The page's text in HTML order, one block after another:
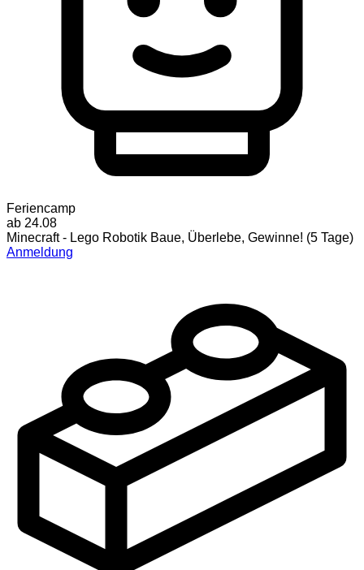
Feriencamp
ab 24.08
Minecraft - Lego Robotik Baue, Überlebe, Gewinne! (5 Tage)
Anmeldung